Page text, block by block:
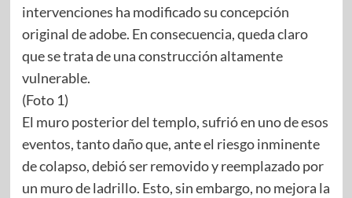
intervenciones ha modificado su concepción
original de adobe. En consecuencia, queda claro
que se trata de una construcción altamente
vulnerable.
(Foto 1)
El muro posterior del templo, sufrió en uno de esos
eventos, tanto daño que, ante el riesgo inminente
de colapso, debió ser removido y reemplazado por
un muro de ladrillo. Esto, sin embargo, no mejora la